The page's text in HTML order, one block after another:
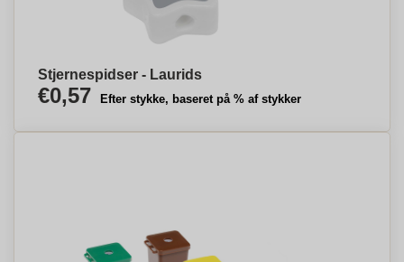
Stjernespidser - Laurids
€0,57 Efter stykke, baseret på % af stykker